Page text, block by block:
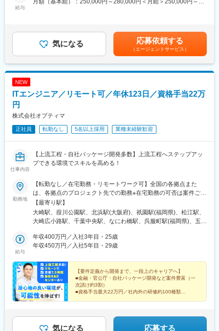
■入社後の研修体制：
・成長を支援する資格取得手当あり
テム部門から分離して設立され、現在まで、業務・お客様・売
は、JFEホールディングスの『攻めのIT経営銘柄』『DX銘柄』へ
す。また、ワークライフバランスがあってこそ、仕事に打ち込む
ことができると考え様々な制度を整えています。
変更の範囲：会社の定める業務
■具体的な職務内容：
お客様様の案件対応だけではなく、新しい事業企画の提案や最新
技術（生成AI他）の研究、社内共有などを行って頂きます。
■仕事の魅力：
時間は10～20時間程度となっております。繁忙期でも最大月30時
ーに負荷がかかりにくい環境を作っています。
ーションも活発に行っています。
・充実の評価制度：目標管理制度による賞与、昇給を行い、透明
希望のプロジェクトへの配属も可能です。
■キャリアアップ：
将来的にはPMや上流SEとしてのキャリアステップを形成するこ
とが可能で、そのための研修も充実しています。キャリア志向の
■募集部門から一言：
大事にできる方、お待ちしております。
変更の範囲：会社の定める業務
給与
月額（基本給）：250,000円～280,000円＜月給＞250,000円～
業績及び評価に基づき支給。年度の業績に応じて追加支給実績有
（3月）賃金はあくまでも目安の金額であり、選考を通じて上下す
る可能性があります。月給(月額)は固定手当を含めた表記です。
気になる 応募依頼する
（エージェントサービス）
NEW
ITエンジニア／リモート可／年休123日／資格手当22万
円
株式会社オプティマ
正社員 転勤なし 5名以上採用 業種未経験歓迎
仕事内容
【上流工程・自社パッケージ開発多数】上流工程へステップアッ
プできる環境でスキルを高める！
勤務地
【転勤なし／在宅勤務・リモートワーク可】全国の各拠点また
は、各拠点のプロジェクト先での勤務※在宅勤務の可否は案件ごと
に相談■本社／JR各線「大崎駅」西口より徒歩5分東急池上線「大
崎広小路駅」より徒歩3分■千葉支店／JR「千葉駅」より徒歩17分
京成電鉄「京成千葉中央駅」より徒歩10分モノレール「葭川公園
浜駅」より徒歩3分Osaka Metro谷町線・京阪電鉄「天満橋駅」よ
り徒歩9分■九州支店／JR「博多駅」より徒歩12分市営空港線「祇
畑バス「美保関ターミナル行き」乗車、「持田」下車受動喫煙対
策：屋内全面禁煙【転勤なし以外にも、こんなはたらきやすさ・
魅力があります！】★年間休日123日、実働7.5時間！リモートワ
ーク案件あり＆フレックスタイム制導入！ライフスタイルに合わ
せた柔軟な働き方を実現★創業50年以上の安定企業！要件定義・
ジ開発まで幅広い経験を積める
【最寄り駅】
大崎駅、葭川公園駅、北浜駅(大阪府)、祇園駅(福岡県)、松江駅、
大崎広小路駅、千葉中央駅、なにわ橋駅、呉服町駅(福岡県)、五反
給与
年収400万円／入社3年目・25歳
年収450万円／入社5年目・29歳
【要件定義から開発まで、一段上のキャリアへ】
■金融・官公庁・自社パッケージ開発など案件豊富（一
次請け約3割）
■資格手当最大22万円／社内外の研修約100種類
気になる 応募する